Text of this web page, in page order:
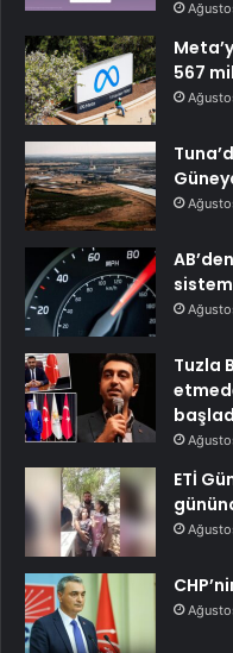
567
Tuzla
ETİ